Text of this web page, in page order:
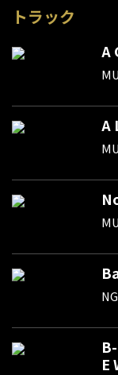
トラック
A
A
E